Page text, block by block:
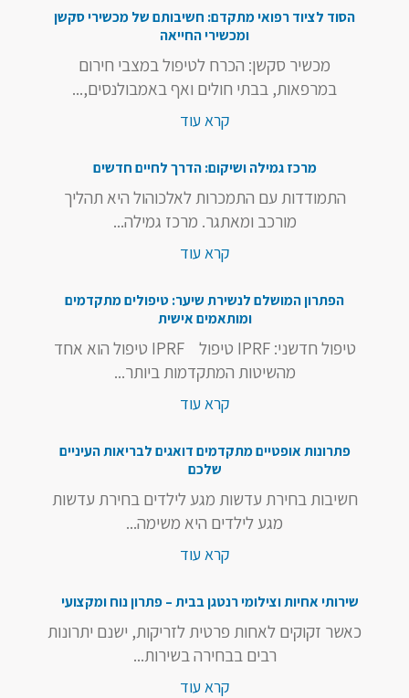
הסוד לציוד רפואי מתקדם: חשיבותם של מכשירי סקשן
ומכשירי החייאה
מכשיר סקשן: הכרח לטיפול במצבי חירום
במרפאות, בבתי חולים ואף באמבולנסים,...
קרא עוד
מרכז גמילה ושיקום: הדרך לחיים חדשים
התמודדות עם התמכרות לאלכוהול היא תהליך
מורכב ומאתגר. מרכז גמילה...
קרא עוד
הפתרון המושלם לנשירת שיער: טיפולים מתקדמים
ומותאמים אישית
טיפול חדשני: IPRF טיפול IPRF טיפול הוא אחד
מהשיטות המתקדמות ביותר...
קרא עוד
פתרונות אופטיים מתקדמים דואגים לבריאות העיניים
שלכם
חשיבות בחירת עדשות מגע לילדים בחירת עדשות
מגע לילדים היא משימה...
קרא עוד
שירותי אחיות וצילומי רנטגן בבית – פתרון נוח ומקצועי
כאשר זקוקים לאחות פרטית לזריקות, ישנם יתרונות
רבים בבחירה בשירות...
קרא עוד